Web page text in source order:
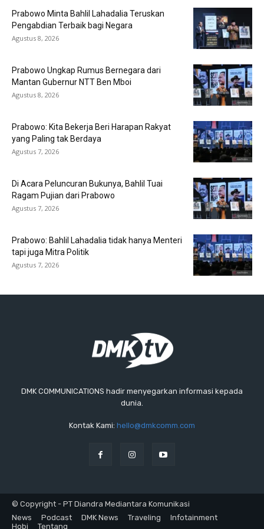
Prabowo Minta Bahlil Lahadalia Teruskan
Pengabdian Terbaik bagi Negara
Agustus 8, 2026
Prabowo Ungkap Rumus Bernegara dari
Mantan Gubernur NTT Ben Mboi
Agustus 8, 2026
Prabowo: Kita Bekerja Beri Harapan Rakyat
yang Paling tak Berdaya
Agustus 7, 2026
Di Acara Peluncuran Bukunya, Bahlil Tuai
Ragam Pujian dari Prabowo
Agustus 7, 2026
Prabowo: Bahlil Lahadalia tidak hanya Menteri
tapi juga Mitra Politik
Agustus 7, 2026
DMK COMMUNICATIONS hadir menyegarkan informasi kepada
dunia.
Kontak Kami: hello@dmkcomm.com
© Copyright - PT Diandra Mediantara Komunikasi
News
Podcast DMK News Traveling
Infotainment
Hobi
Tentang